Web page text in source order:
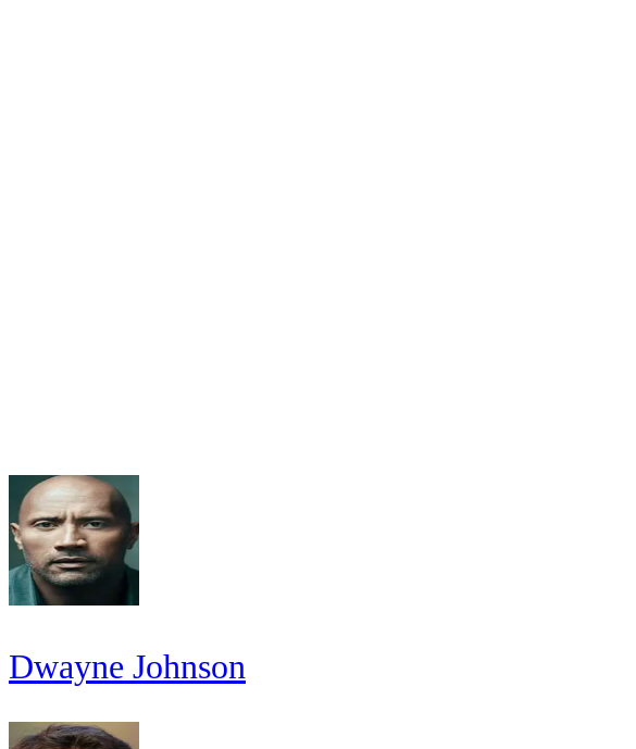
Dwayne Johnson